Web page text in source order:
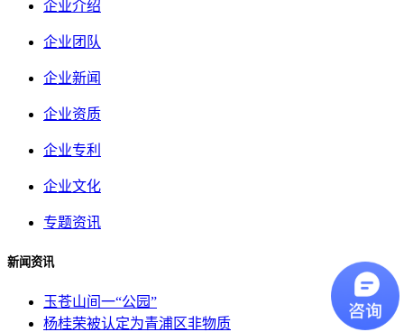
企业介绍
企业团队
企业新闻
企业资质
企业专利
企业文化
专题资讯
新闻资讯
玉苍山间一“公园”
杨桂荣被认定为青浦区非物质